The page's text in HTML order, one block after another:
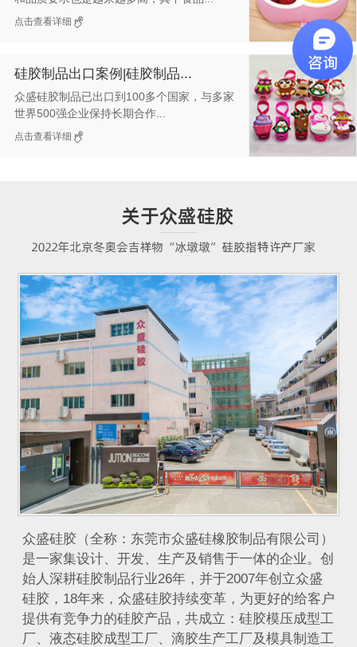
点击查看详细
硅胶制品出口案例|硅胶制品...
众盛硅胶制品已出口到100多个国家，与多家
世界500强企业保持长期合作...
点击查看详细
众盛硅胶（全称：东莞市众盛硅橡胶制品有限公司）
是一家集设计、开发、生产及销售于一体的企业。创
始人深耕硅胶制品行业26年，并于2007年创立众盛
硅胶，18年来，众盛硅胶持续变革，为更好的给客户
提供有竞争力的硅胶产品，共成立：硅胶模压成型工
厂、液态硅胶成型工厂、滴胶生产工厂及模具制造工